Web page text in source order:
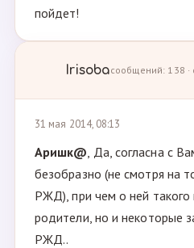
пойдет!
Irisobaсообщений: 138 ·
31 мая 2014, 08:13
Аришк@, Да, согласна с
безобразно (не смотря на
РЖД), при чем о ней такого
родители, но и некоторые
РЖД..